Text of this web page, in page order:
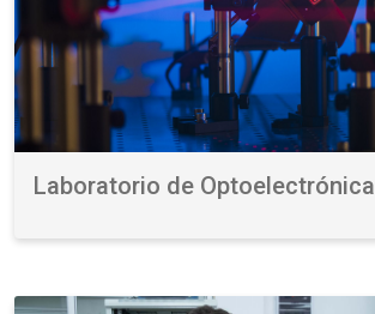
Laboratorio de Optoelectrónica